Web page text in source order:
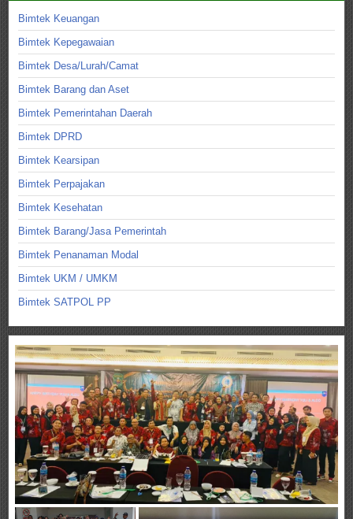
Bimtek Keuangan
Bimtek Kepegawaian
Bimtek Desa/Lurah/Camat
Bimtek Barang dan Aset
Bimtek Pemerintahan Daerah
Bimtek DPRD
Bimtek Kearsipan
Bimtek Perpajakan
Bimtek Kesehatan
Bimtek Barang/Jasa Pemerintah
Bimtek Penanaman Modal
Bimtek UKM / UMKM
Bimtek SATPOL PP